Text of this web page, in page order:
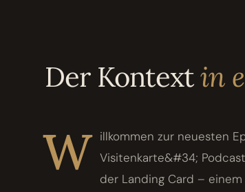
Der Kontextin
W illkommen zur neuesten
Visitenkarte&#34;
der Landing Card –